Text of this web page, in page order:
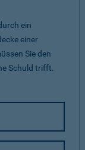
ein
einer
Sie den
Schuld trifft.